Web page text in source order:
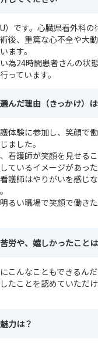
）です。心臓県看外科
後、重篤な心不全や大
ます。
為24時間患者さんの状
っています。
んだ理由（きっかけ）
体験に参加し、笑顔で
ました。
看護師が笑顔を見せるこ
ているイメージがあった
護師はやりがいを感じ
るい職場で笑顔で働き
労や、嬉しかったこと
にこんなこともできるん
たことを認めていただ
力は？